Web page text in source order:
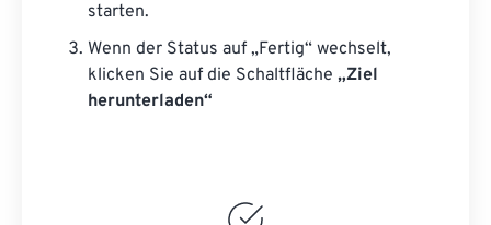
starten.
Wenn der Status auf „Fertig“ wechselt,
klicken Sie auf die Schaltfläche „Ziel
herunterladen“